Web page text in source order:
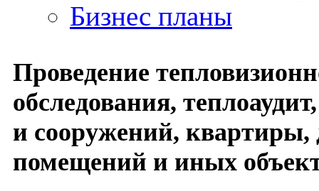
Бизнес планы
Проведение
обследования,
и сооружений, квартиры,
помещений и иных